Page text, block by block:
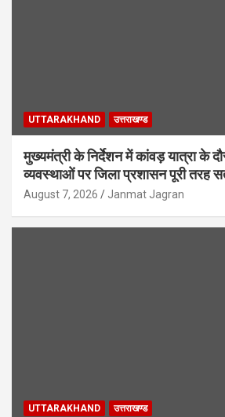
UTTARAKHAND उत्तराखण्ड
मुख्यमंत्री के निर्देशन में कांवड़ यात्रा के
व्यवस्थाओं पर जिला प्रशासन पूरी तरह
August 7, 2026 Janmat Jagran
UTTARAKHAND उत्तराखण्ड